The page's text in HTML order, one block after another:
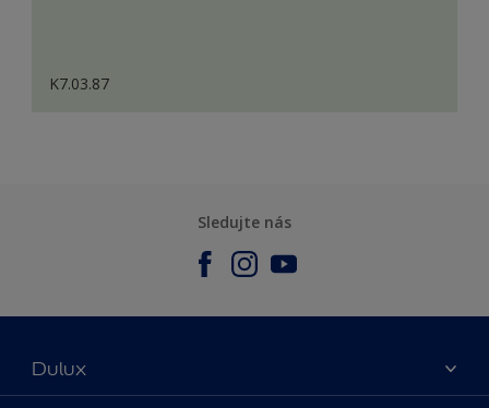
K7.03.87
Sledujte nás
Dulux